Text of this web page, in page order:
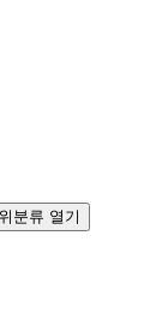
분류 열기